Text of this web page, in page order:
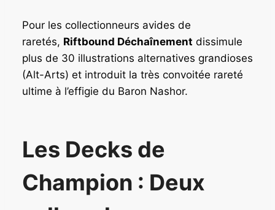
Pour les collectionneurs avides de
raretés, Riftbound Déchaînement dissimule
plus de 30 illustrations alternatives grandioses
(Alt-Arts) et introduit la très convoitée rareté
ultime à l’effigie du Baron Nashor.
Les Decks de
Champion : Deux